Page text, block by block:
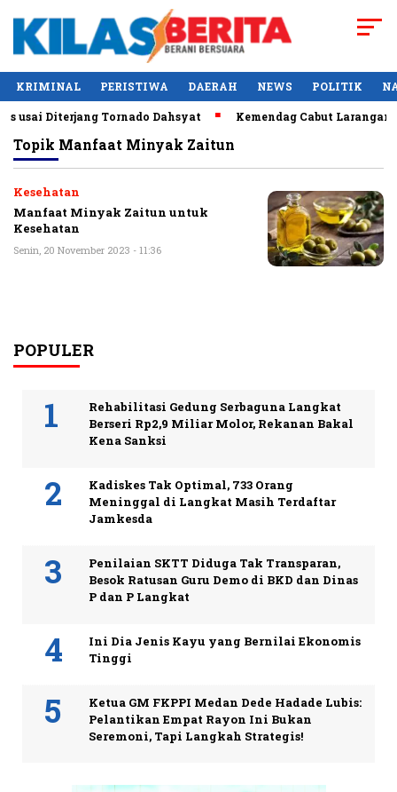
KRIMINAL PERISTIWA DAERAH NEWS POLITIK
usai Diterjang Tornado Dahsyat Kemendag Cabut Larangan
Topik Manfaat Minyak Zaitun
Kesehatan
Manfaat Minyak Zaitun untuk
Kesehatan
Senin, 20 November 2023 - 11:36
POPULER
Rehabilitasi Gedung Serbaguna Langkat
Berseri Rp2,9 Miliar Molor, Rekanan Bakal
Kena Sanksi
Kadiskes Tak Optimal, 733 Orang
Meninggal di Langkat Masih Terdaftar
Jamkesda
Penilaian SKTT Diduga Tak Transparan,
Besok Ratusan Guru Demo di BKD dan Dinas
P dan P Langkat
Ini Dia Jenis Kayu yang Bernilai Ekonomis
Tinggi
Ketua GM FKPPI Medan Dede Hadade Lubis:
Pelantikan Empat Rayon Ini Bukan
Seremoni, Tapi Langkah Strategis!